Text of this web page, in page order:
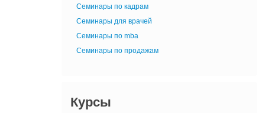
Семинары по кадрам
Семинары для врачей
Семинары по mba
Семинары по продажам
Курсы